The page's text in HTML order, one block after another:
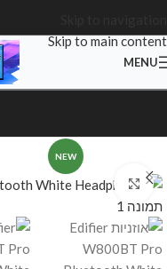
Skip to main content
MENU
NEW
Click to enlarge